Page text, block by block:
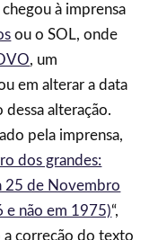
à imprensa
ou o SOL, onde
, um
em alterar a data
dessa alteração.
pela imprensa,
dos grandes:
25 de Novembro
e não em 1975)“,
correção do texto